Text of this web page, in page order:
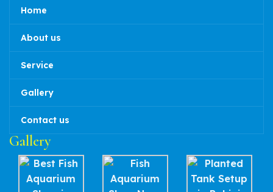
Home
About us
Service
Gallery
Contact us
Gallery